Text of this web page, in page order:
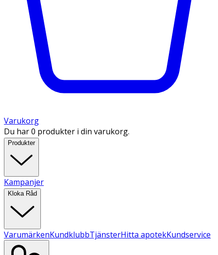
Varukorg
Du har 0 produkter i din varukorg.
Produkter
Kampanjer
Kloka Råd
VarumärkenKundklubbTjänsterHitta apotekKundservice